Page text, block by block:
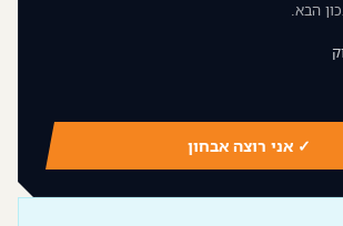
הבא.
✓ אני רוצה אבחון